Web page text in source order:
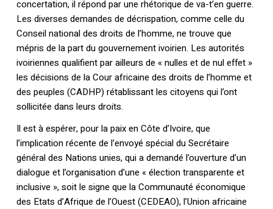
concertation, il répond par une rhétorique de va-t’en guerre.
Les diverses demandes de décrispation, comme celle du
Conseil national des droits de l’homme, ne trouve que
mépris de la part du gouvernement ivoirien. Les autorités
ivoiriennes qualifient par ailleurs de « nulles et de nul effet »
les décisions de la Cour africaine des droits de l’homme et
des peuples (CADHP) rétablissant les citoyens qui l’ont
sollicitée dans leurs droits.
Il est à espérer, pour la paix en Côte d’Ivoire, que
l’implication récente de l’envoyé spécial du Secrétaire
général des Nations unies, qui a demandé l’ouverture d’un
dialogue et l’organisation d’une « élection transparente et
inclusive », soit le signe que la Communauté économique
des Etats d’Afrique de l’Ouest (CEDEAO), l’Union africaine